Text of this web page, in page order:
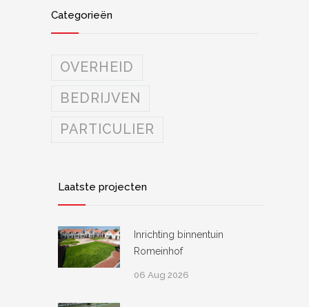
Categorieën
OVERHEID
BEDRIJVEN
PARTICULIER
Laatste projecten
Inrichting binnentuin
Romeinhof
06 Aug 2026